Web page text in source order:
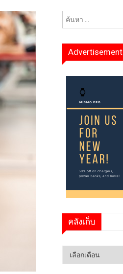
Advertisement
คลังเก็บ
คลัง